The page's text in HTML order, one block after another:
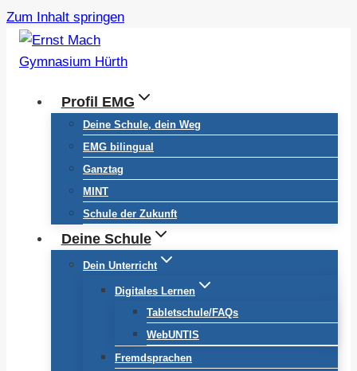
Zum Inhalt springen
Profil EMG
Deine Schule, dein Weg
EMG bilingual
Ganztag
MINT
Schule der Zukunft
Deine Schule
Dein Unterricht
Digitales Lernen
Tabletschule/FAQs
WebUNTIS
Fremdsprachen